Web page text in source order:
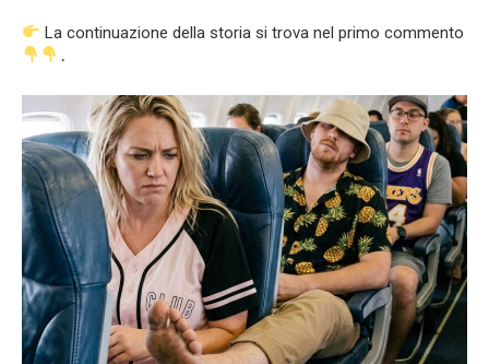
La continuazione della storia si trova nel primo commento
․